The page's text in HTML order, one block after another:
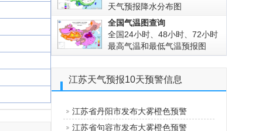
天气预报降水分布图
全国气温图查询
全国24小时、48小时、72小时
最高气温和最低气温预报图
江苏天气预报10天预警信息
江苏省丹阳市发布大雾橙色预警
江苏省句容市发布大雾橙色预警